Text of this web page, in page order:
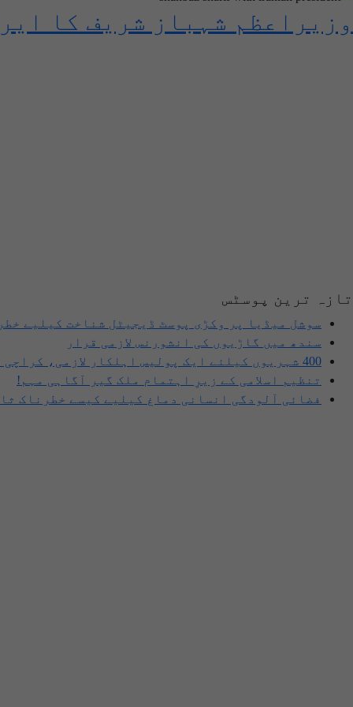
وزیراعظم شہباز شریف کا
تازہ ترین پوسٹس
سوشل میڈیا پر وکڑی پوسٹ ڈیجیٹل شناخت کیلیے
سندھ میں گاڑیوں کی انشورنس لازمی قرار
400 شہریوں کیلئے ایک پولیس اہلکار لازمی، کراچی میں صورتحال کیا ہے؟
تنظیم اسلامی کے زیرِ اہتمام ملک گیر آگاہی مہم!
فضائی آلودگی انسانی دماغ کیلیے کیسے خطرناک